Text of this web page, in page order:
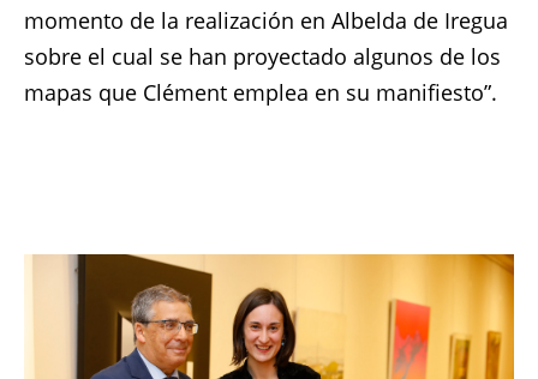
momento de la realización en Albelda de Iregua
sobre el cual se han proyectado algunos de los
mapas que Clément emplea en su manifiesto”.